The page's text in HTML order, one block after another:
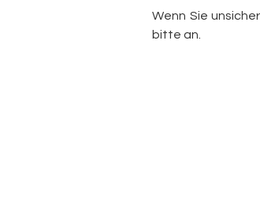
Wenn Sie
bitte an.